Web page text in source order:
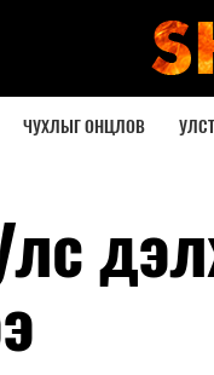
ЧУХЛЫГ ОНЦЛОВ